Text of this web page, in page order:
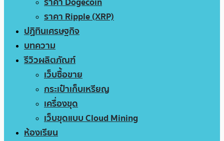
ราคา Ripple (XRP)
ปฏิทินเศรษฐกิจ
บทความ
รีวิวผลิตภัณฑ์
เว็บซื้อขาย
กระเป๋าเก็บเหรียญ
เครื่องขุด
เว็บขุดแบบ Cloud Mining
ห้องเรียน